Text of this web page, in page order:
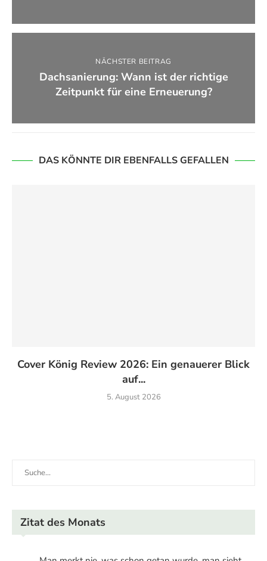
NÄCHSTER BEITRAG
Dachsanierung: Wann ist der richtige
Zeitpunkt für eine Erneuerung?
DAS KÖNNTE DIR EBENFALLS GEFALLEN
Cover König Review 2026: Ein genauerer Blick
auf...
5. August 2026
Zitat des Monats